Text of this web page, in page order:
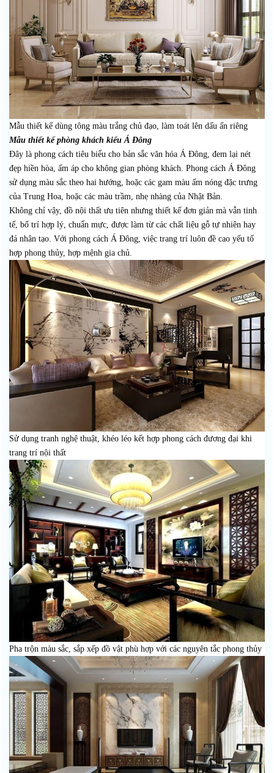
Mẫu thiết kế dùng tông màu trắng chủ đạo, làm toát lên dấu ấn riêng
Mẫu thiết kế phòng khách kiểu Á Đông
Đây là phong cách tiêu biểu cho bản sắc văn hóa Á Đông, đem lại nét
đẹp hiền hòa, ấm áp cho không gian phòng khách. Phong cách Á Đông
sử dụng màu sắc theo hai hướng, hoặc các gam màu ấm nóng đặc trưng
của Trung Hoa, hoặc các màu trầm, nhẹ nhàng của Nhật Bản.
Không chỉ vậy, đồ nội thất ưu tiên nhưng thiết kế đơn giản mà vẫn tinh
tế, bố trí hợp lý, chuẩn mực, được làm từ các chất liệu gỗ tự nhiên hay
đá nhân tạo. Với phong cách Á Đông, việc trang trí luôn đề cao yếu tố
hợp phong thủy, hợp mệnh gia chủ.
Sử dụng tranh nghệ thuật, khéo léo kết hợp phong cách đương đại khi
trang trí nội thất
Pha trộn màu sắc, sắp xếp đồ vật phù hợp với các nguyên tắc phong thủy